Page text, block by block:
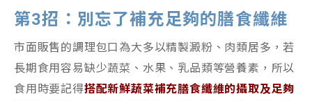
第3招：別忘了補充足夠的膳食纖維
市面販售的調理包口為大多以精製澱粉、肉類居多，若
長期食用容易缺少蔬菜、水果、乳品類等營養素，所以
食用時要記得搭配新鮮蔬菜補充膳食纖維的攝取及足夠